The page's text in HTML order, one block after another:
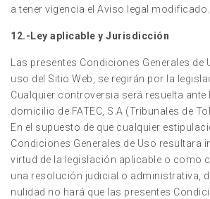
a tener vigencia el Aviso legal modificado.
12.-Ley aplicable y Jurisdicción
Las presentes Condiciones Generales de
uso del Sitio Web, se regirán por la
Cualquier controversia será resuelta ante
domicilio de FATEC, S.A (Tribunales de
En el supuesto de que cualquier
Condiciones Generales de Uso resultara
virtud de la legislación aplicable o como
una resolución judicial o administrativa,
nulidad no hará que las presentes